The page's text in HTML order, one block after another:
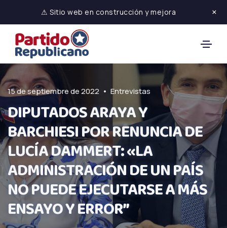
⚠ Sitio web en construcción y mejora ×
15 de septiembre de 2022 • Entrevistas
DIPUTADOS ARAYA Y
BARCHIESI POR RENUNCIA DE
LUCÍA DAMMERT: «LA
ADMINISTRACIÓN DE UN PAÍS
NO PUEDE EJECUTARSE A MÁS
ENSAYO Y ERROR”